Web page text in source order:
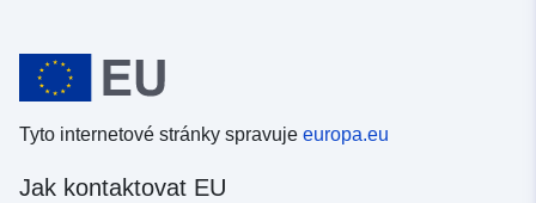
Tyto internetové stránky spravuje europa.eu
Jak kontaktovat EU